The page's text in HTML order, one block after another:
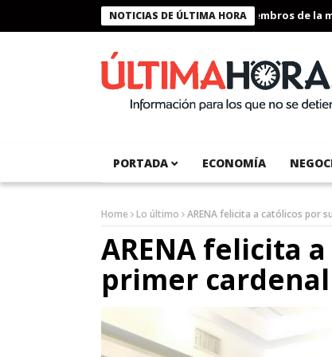
NOTICIAS DE ÚLTIMA HORA
Presidente Bukele condecora a miembros de la
PORTADA ECONOMÍA
Home Lo último ARENA felicita a católicos por
ARENA felicita
primer cardenal